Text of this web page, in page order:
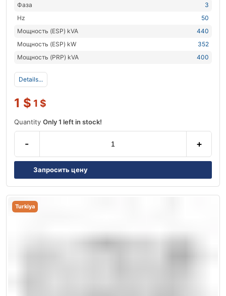
Фаза
3
Hz
50
Мощность (ESP) kVA
440
Мощность (ESP) kW
352
Мощность (PRP) kVA
400
Details...
1 $ 1 $
Quantity Only 1 left in stock!
- +
Запросить цену
Turkiya